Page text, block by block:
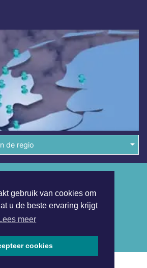
gebruik van cookies om
u de beste ervaring krijgt
Lees meer
cookies
de regio